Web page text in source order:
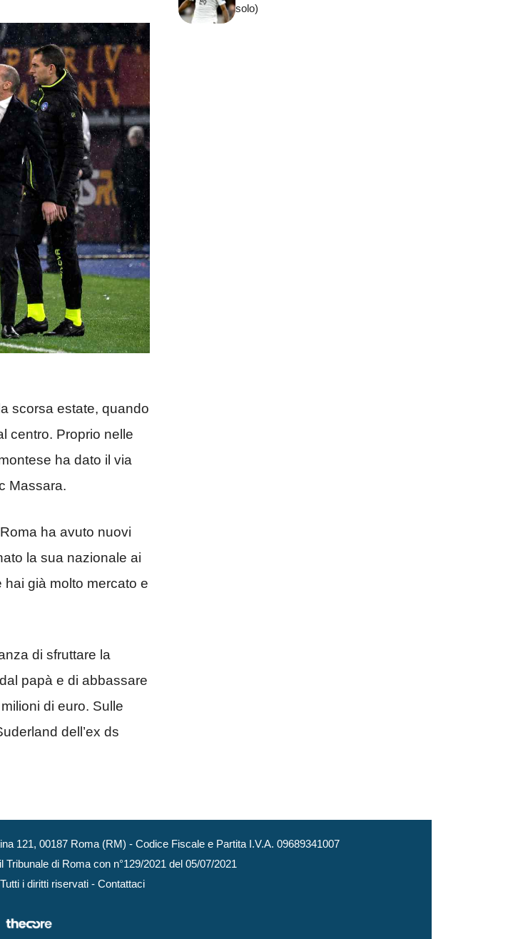
scorsa estate, quando
centro. Proprio nelle
ha dato il via
Massara.
ha avuto nuovi
la sua nazionale ai
hai già molto mercato e
di sfruttare la
papà e di abbassare
di euro. Sulle
dell’ex ds
solo)
121, 00187 Roma (RM) - Codice Fiscale e Partita I.V.A. 09689341007
di Roma con n°129/2021 del 05/07/2021
i diritti riservati - Contattaci